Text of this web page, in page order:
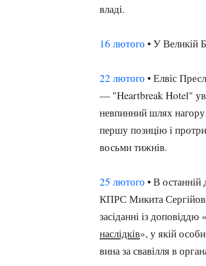
владі.
16 лютого • У Великій
22 лютого • Елвіс
— "Heartbreak Hotel"
невпинний шлях
першу позицію і
восьми тижнів.
25 лютого • В
КПРС Микита
засіданні із доповіддю «
наслідків», у якій
вина за свавілля в